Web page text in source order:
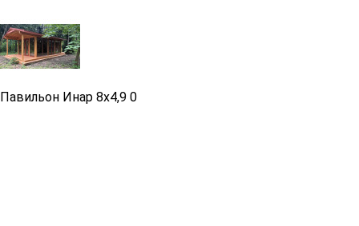
Павильон Инар 8х4,9 0